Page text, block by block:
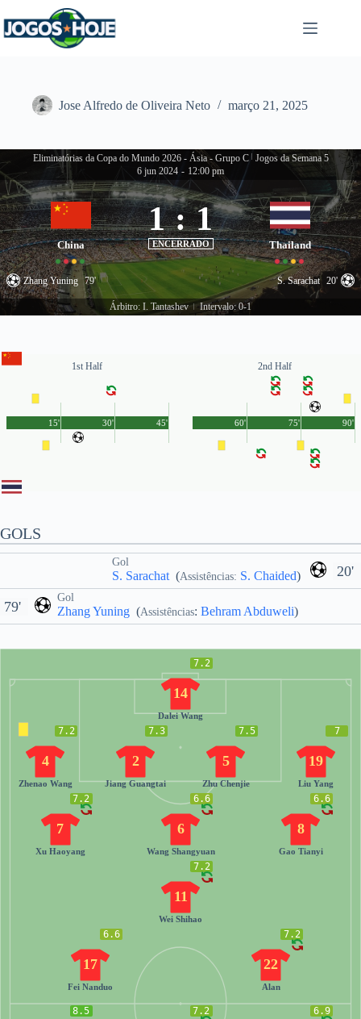
para
o
Jose Alfredo de Oliveira Neto março 21, 2025
Eliminatórias da Copa do Mundo 2026 - Ásia - Grupo C
Jogos da Semana 5
6 jun 2024 - 12:00 pm
China
1 : 1
ENCERRADO Thailand
Zhang Yuning 79' S. Sarachat 20'
Árbitro: I. Tantashev Intervalo: 0-1
1st Half
45'
15' 30'
2nd Half
90'
60' 75'
GOLS
20'
Gol
S. Sarachat (Assistências: S. Chaided)
Gol
Zhang Yuning (Assistências: Behram Abduweli)
79'
7.2
14
Dalei Wang
7
19
Liu Yang
7.5
5
Zhu Chenjie
7.3
2
Jiang Guangtai
7.2
4
Zhenao Wang
6.6
8
Gao Tianyi
6.6
6
Wang Shangyuan
7.2
7
Xu Haoyang
7.2
11
Wei Shihao
7.2
22
Alan
6.6
17
Fei Nanduo
8.5 7.2 6.9